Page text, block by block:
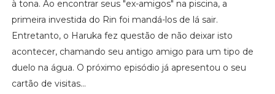
à tona. Ao encontrar seus "ex-amigos" na piscina, a
primeira investida do Rin foi mandá-los de lá sair.
Entretanto, o Haruka fez questão de não deixar isto
acontecer, chamando seu antigo amigo para um tipo de
duelo na água. O próximo episódio já apresentou o seu
cartão de visitas...